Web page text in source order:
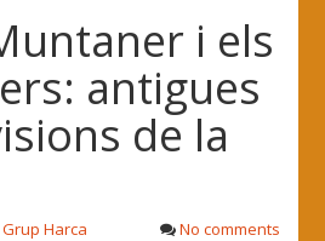
i els
antigues
de la
Grup Harca No comments